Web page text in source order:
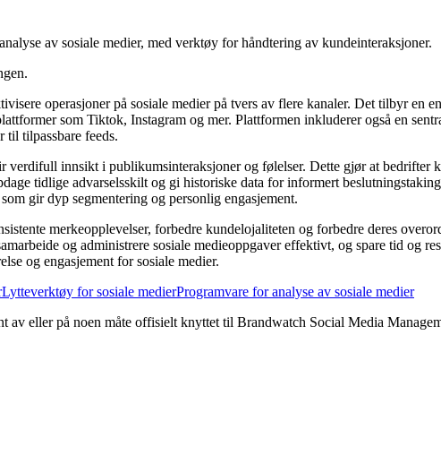
av sosiale medier, med verktøy for håndtering av kundeinteraksjoner.
operasjoner på sosiale medier på tvers av flere kanaler. Det tilbyr en
som Tiktok, Instagram og mer. Plattformen inkluderer også en
til tilpassbare feeds.
innsikt i publikumsinteraksjoner og følelser. Dette gjør at bedrifter
tidlige advarselsskilt og gi historiske data for informert
gir dyp segmentering og personlig engasjement.
merkeopplevelser, forbedre kundelojaliteten og forbedre deres
og administrere sosiale medieoppgaver effektivt, og spare tid og
og engasjement for sosiale medier.
Lytteverktøy for sosiale medierProgramvare for analyse av sosiale medier
av eller på noen måte offisielt knyttet til Brandwatch Social Media